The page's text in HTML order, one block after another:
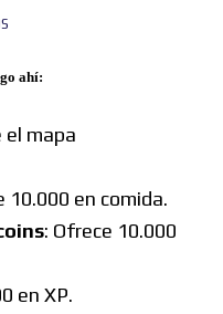
ahí:
el mapa
10.000 en comida.
: Ofrece 10.000
en XP.